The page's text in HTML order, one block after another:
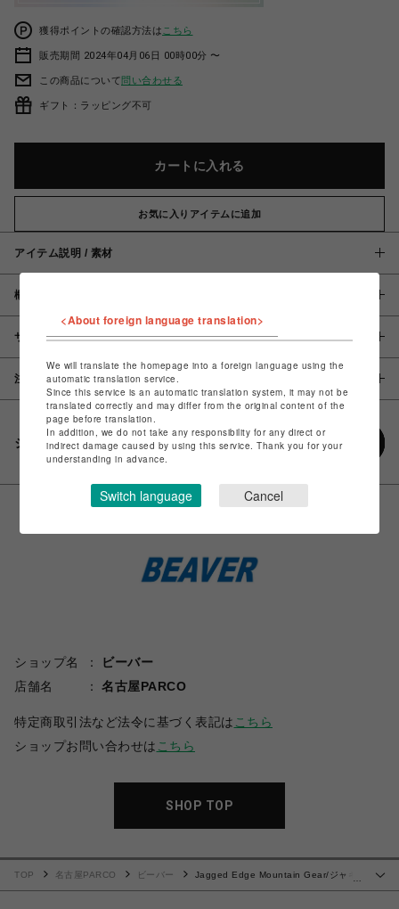
獲得ポイントの確認方法は こちら
販売期間 2024年04月06日 00時00分 〜
この商品について問い合わせる
ギフト：ラッピング不可
カートに入れる
お気に入りアイテムに追加
アイテム説明 / 素材
概要
サイズ
注意事項
シェアする
ショップ名
ビーバー
店舗名
名古屋PARCO
特定商取引法など法令に基づく表記は こちら
ショップお問い合わせは こちら
SHOP TOP
…
TOP 名古屋PARCO ビーバー
Jagged Edge Mountain Gear/ジャギ
<About foreign language translation>
We will translate the homepage into a foreign language using the
automatic translation service.
Since this service is an automatic translation system, it may not be
translated correctly and may differ from the original content of the
page before translation.
In addition, we do not take any responsibility for any direct or
indirect damage caused by using this service. Thank you for your
understanding in advance.
Switch language Cancel